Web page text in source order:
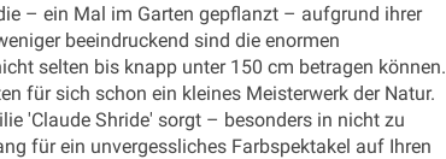
– ein Mal im Garten gepflanzt – aufgrund ihrer
beeindruckend sind die enormen
selten bis knapp unter 150 cm betragen können.
für sich schon ein kleines Meisterwerk der Natur.
'Claude Shride' sorgt – besonders in nicht zu
für ein unvergessliches Farbspektakel auf Ihren